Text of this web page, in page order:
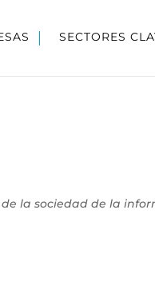
SECTORES
la sociedad de la